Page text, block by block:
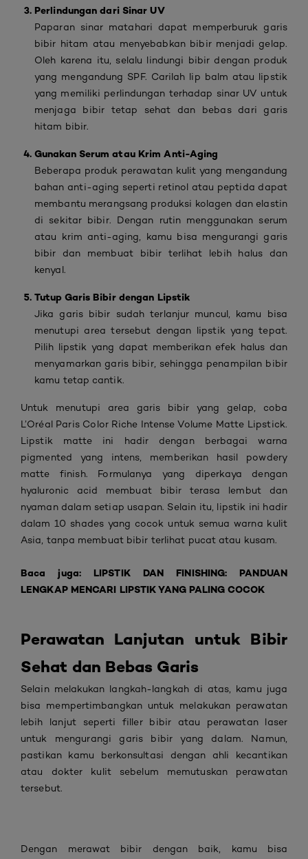
Perlindungan dari Sinar UV
Paparan sinar matahari dapat memperburuk garis
bibir hitam atau menyebabkan bibir menjadi gelap.
Oleh karena itu, selalu lindungi bibir dengan produk
yang mengandung SPF. Carilah lip balm atau lipstik
yang memiliki perlindungan terhadap sinar UV untuk
menjaga bibir tetap sehat dan bebas dari garis
hitam bibir.
Gunakan Serum atau Krim Anti-Aging
Beberapa produk perawatan kulit yang mengandung
bahan anti-aging seperti retinol atau peptida dapat
membantu merangsang produksi kolagen dan elastin
di sekitar bibir. Dengan rutin menggunakan serum
atau krim anti-aging, kamu bisa mengurangi garis
bibir dan membuat bibir terlihat lebih halus dan
kenyal.
Tutup Garis Bibir dengan Lipstik
Jika garis bibir sudah terlanjur muncul, kamu bisa
menutupi area tersebut dengan lipstik yang tepat.
Pilih lipstik yang dapat memberikan efek halus dan
menyamarkan garis bibir, sehingga penampilan bibir
kamu tetap cantik.
Untuk menutupi area garis bibir yang gelap, coba
L’Oréal Paris Color Riche Intense Volume Matte Lipstick.
Lipstik matte ini hadir dengan berbagai warna
pigmented yang intens, memberikan hasil powdery
matte finish. Formulanya yang diperkaya dengan
hyaluronic acid membuat bibir terasa lembut dan
nyaman dalam setiap usapan. Selain itu, lipstik ini hadir
dalam 10 shades yang cocok untuk semua warna kulit
Asia, tanpa membuat bibir terlihat pucat atau kusam.
Baca juga: LIPSTIK DAN FINISHING: PANDUAN
LENGKAP MENCARI LIPSTIK YANG PALING COCOK
Perawatan Lanjutan untuk Bibir
Sehat dan Bebas Garis
Selain melakukan langkah-langkah di atas, kamu juga
bisa mempertimbangkan untuk melakukan perawatan
lebih lanjut seperti filler bibir atau perawatan laser
untuk mengurangi garis bibir yang dalam. Namun,
pastikan kamu berkonsultasi dengan ahli kecantikan
atau dokter kulit sebelum memutuskan perawatan
tersebut.
Dengan merawat bibir dengan baik, kamu bisa